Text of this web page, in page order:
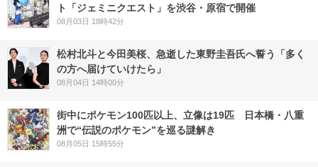
ト「ジェミニクエスト」を渋谷・原宿で開催
08月03日 18時42分
松村北斗と今田美桜、急逝した東野圭吾氏へ誓う「多く
の方へ届けていけたら」
08月04日 14時00分
街中にポケモン100匹以上、立像は19匹 日本橋・八重
洲で“伝説のポケモン”を巡る謎解き
08月05日 15時55分